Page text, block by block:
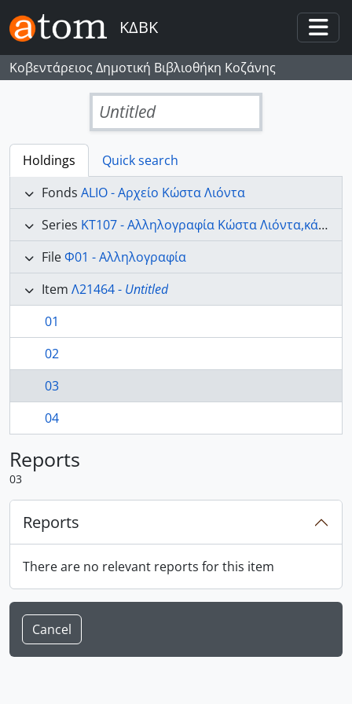
Skip to main content
ΚΔΒΚ
Κοβεντάρειος Δημοτική Βιβλιοθήκη Κοζάνης
Untitled
Holdings
Quick search
Fonds ALIO - Αρχείο Κώστα Λιόντα
Series ΚΤ107 - Αλληλογραφία Κώστα Λιόντα,κάρτες,τηλεγραφήματα και λεύκωμα.
FileΦ01 - Αλληλογραφία
Item Λ21464 - Untitled
01
02
03
04
Reports
03
Reports
There are no relevant reports for this item
Cancel